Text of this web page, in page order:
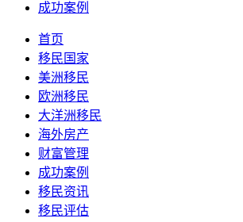
成功案例
首页
移民国家
美洲移民
欧洲移民
大洋洲移民
海外房产
财富管理
成功案例
移民资讯
移民评估